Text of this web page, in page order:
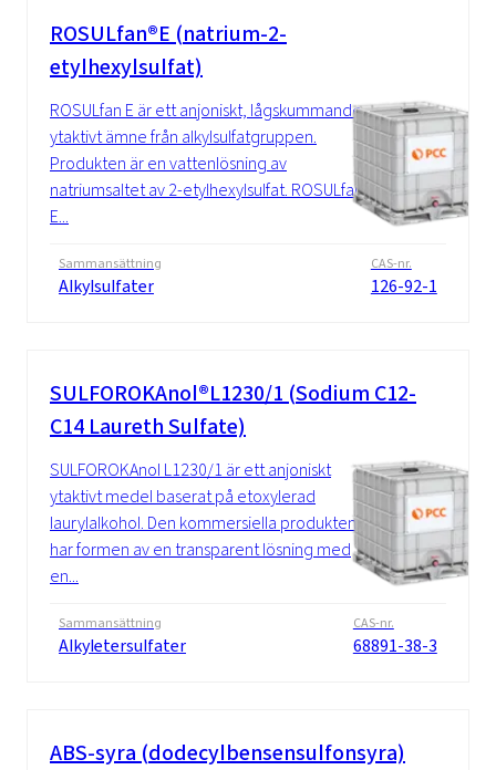
ROSULfan®E (natrium-2-
etylhexylsulfat)
ROSULfan E är ett anjoniskt, lågskummande
ytaktivt ämne från alkylsulfatgruppen.
Produkten är en vattenlösning av
natriumsaltet av 2-etylhexylsulfat. ROSULfan
E...
Sammansättning
Alkylsulfater
CAS-nr.
126-92-1
SULFOROKAnol®L1230/1 (Sodium C12-
C14 Laureth Sulfate)
SULFOROKAnol L1230/1 är ett anjoniskt
ytaktivt medel baserat på etoxylerad
laurylalkohol. Den kommersiella produkten
har formen av en transparent lösning med
en...
Sammansättning
Alkyletersulfater
CAS-nr.
68891-38-3
ABS-syra (dodecylbensensulfonsyra)